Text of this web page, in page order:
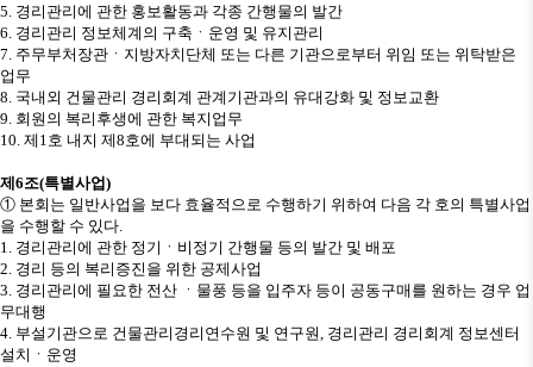
5. 경리관리에 관한 홍보활동과 각종 간행물의 발간
6. 경리관리 정보체계의 구축 ㆍ 운영 및 유지관리
7. 주무부처장관 ㆍ 지방자치단체 또는 다른 기관으로부터 위임 또는 위탁받은
업무
8. 국내외 건물관리 경리회계 관계기관과의 유대강화 및 정보교환
9. 회원의 복리후생에 관한 복지업무
10. 제 1호 내지 제8호에 부대되는 사업
제 6조(특별사업 )
① 본회는 일반사업을 보다 효율적으로 수행하기 위하여 다음 각 호의 특별사업
을 수행할 수 있다.
1. 경리관리에 관한 정기 ㆍ 비정기 간행물 등의 발간 및 배포
2. 경리 등의 복리증진을 위한 공제사업
3. 경리관리에 필요한 전산 ㆍ 물풍 등을 입주자 등이 공동구매를 원하는 경우 업
무대행
4. 부설기관으로 건물관리경리연수원 및 연구원, 경리관리 경리회계 정보센터
설치 ㆍ 운영